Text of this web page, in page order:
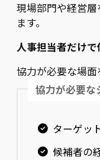
現場部門や経営
ます。
人事担当者だけ
協力が必要な場面
協力が必要な
ターゲッ
候補者の